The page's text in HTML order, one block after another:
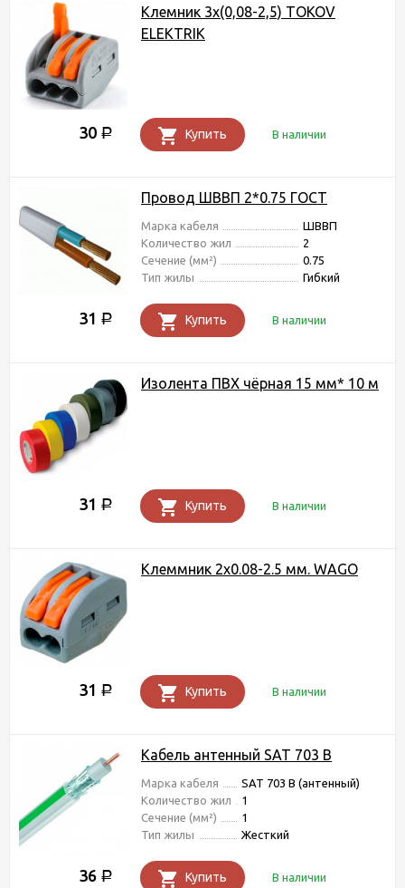
Клемник 3x(0,08-2,5) ТОКОV
ELEKTRIK
30 Р Купить В наличии
Провод ШВВП 2*0.75 ГОСТ
Марка кабеля
ШВВП
Количество жил
2
Сечение (мм²)
0.75
Тип жилы
Гибкий
31 Р Купить В наличии
Изолента ПВХ чёрная 15 мм* 10 м
31 Р Купить В наличии
Клеммник 2х0.08-2.5 мм. WAGO
31 Р Купить В наличии
Кабель антенный SAT 703 В
Марка кабеля
SAT 703 B (антенный)
Количество жил
1
Сечение (мм²)
1
Тип жилы
Жесткий
36 Р Купить В наличии